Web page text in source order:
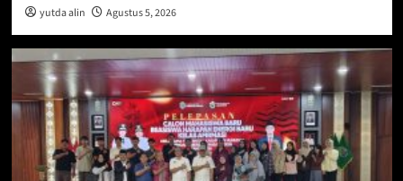
yutda alin Agustus 5, 2026